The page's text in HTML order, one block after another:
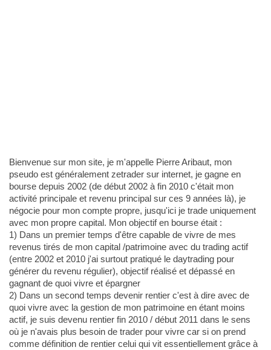
Bienvenue sur mon site, je m'appelle Pierre Aribaut, mon
pseudo est généralement zetrader sur internet, je gagne en
bourse depuis 2002 (de début 2002 à fin 2010 c'était mon
activité principale et revenu principal sur ces 9 années là), je
négocie pour mon compte propre, jusqu'ici je trade uniquement
avec mon propre capital. Mon objectif en bourse était :
1) Dans un premier temps d'être capable de vivre de mes
revenus tirés de mon capital /patrimoine avec du trading actif
(entre 2002 et 2010 j'ai surtout pratiqué le daytrading pour
générer du revenu régulier), objectif réalisé et dépassé en
gagnant de quoi vivre et épargner
2) Dans un second temps devenir rentier c'est à dire avec de
quoi vivre avec la gestion de mon patrimoine en étant moins
actif, je suis devenu rentier fin 2010 / début 2011 dans le sens
où je n'avais plus besoin de trader pour vivre car si on prend
comme définition de rentier celui qui vit essentiellement grâce à